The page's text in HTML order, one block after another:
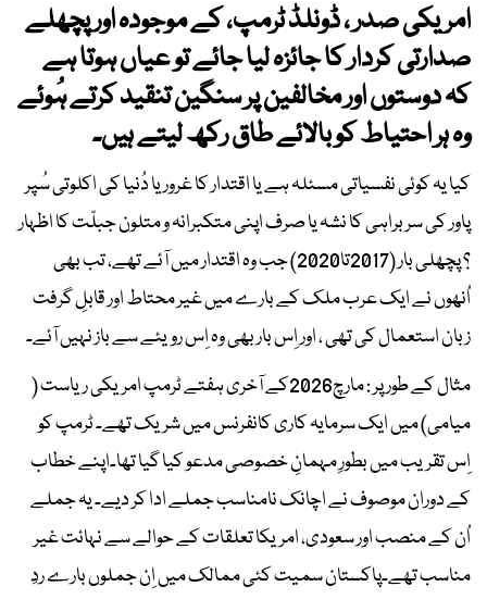
امریکی صدر ، ڈونلڈ ٹرمپ، کے موجودہ اور پچھلے
صدارتی کردار کا جائزہ لیا جائے تو عیاں ہوتا ہے
کہ دوستوں اور مخالفین پر سنگین تنقید کرتے ہُوئے
وہ ہر احتیاط کو بالائے طاق رکھ لیتے ہیں۔
کیا یہ کوئی نفسیاتی مسئلہ ہے یا اقتدار کا غرور یا دُنیا کی اکلوتی سُپر
پاور کی سربراہی کا نشہ یا صرف اپنی متکبرانہ و متلون جبلّت کا اظہار
؟ پچھلی بار (2017تا2020) جب وہ اقتدار میں آئے تھے، تب بھی
اُنھوں نے ایک عرب ملک کے بارے میں غیر محتاط اور قابلِ گرفت
زبان استعمال کی تھی ، اور اِس بار بھی وہ اِس رویئے سے باز نہیں آئے۔
مثال کے طور پر : مارچ2026کے آخری ہفتے ٹرمپ امریکی ریاست (
میامی) میں ایک سرمایہ کاری کانفرنس میں شریک تھے۔ ٹرمپ کو
اِس تقریب میں بطورِ مہمانِ خصوصی مدعو کیا گیا تھا۔اپنے خطاب
کے دوران موصوف نے اچانک نامناسب جملے ادا کر دیے۔ یہ جملے
اُن کے منصب اور سعودی، امریکا تعلقات کے حوالے سے نہائت غیر
مناسب تھے۔پاکستان سمیت کئی ممالک میں اِن جملوں بارے ردِ